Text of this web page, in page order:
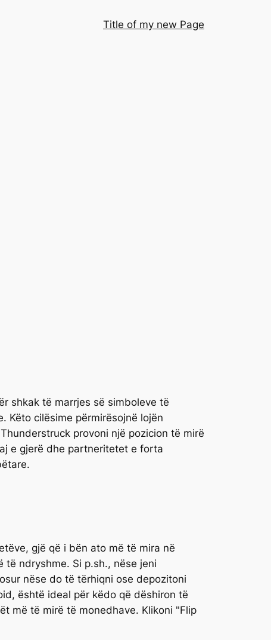
Title of my new Page
shkak të marrjes së simboleve të
Këto cilësime përmirësojnë lojën
provoni një pozicion të mirë
e gjerë dhe partneritetet e forta
gjë që i bën ato më të mira në
ndryshme. Si p.sh., nëse jeni
nëse do të tërhiqni ose depozitoni
është ideal për këdo që dëshiron të
më të mirë të monedhave. Klikoni "Flip